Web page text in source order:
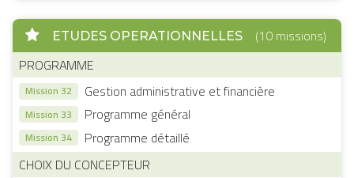
ETUDES OPERATIONNELLES
(10 missions)
PROGRAMME
Mission 32 Gestion administrative et financière
Mission 33 Programme général
Mission 34
Programme détaillé
CHOIX DU CONCEPTEUR